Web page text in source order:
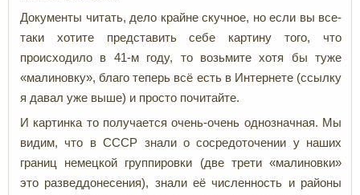
Документы читать, дело крайне скучное, но если вы все-
таки хотите представить себе картину того, что
происходило в 41-м году, то возьмите хотя бы туже
«малиновку», благо теперь всё есть в Интернете (ссылку
я давал уже выше) и просто почитайте.
И картинка то получается очень-очень однозначная. Мы
видим, что в СССР знали о сосредоточении у наших
границ немецкой группировки (две трети «малиновки»
это разведдонесения), знали её численность и районы